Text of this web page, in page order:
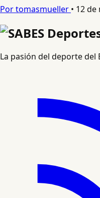
Por tomasmueller • 12 de
La pasión del deporte del